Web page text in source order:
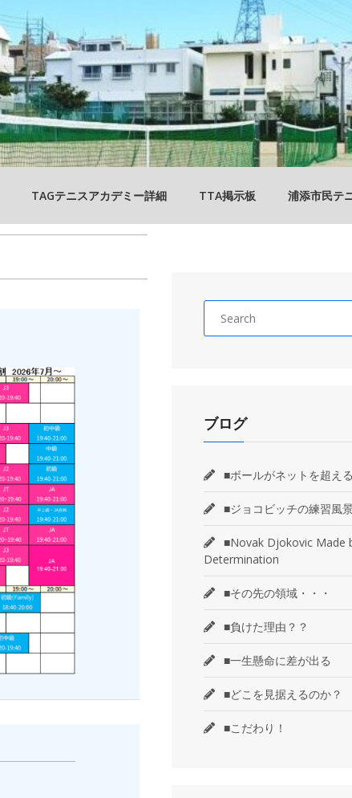
TAGテニスアカデミー詳細 TTA掲示板 浦添市民テ
Search
ブログ
■ボールがネットを超え
■ジョコビッチの練習風
■Novak Djokovic Made
Determination
■その先の領域・・・
■負けた理由？？
■一生懸命に差が出る
■どこを見据えるのか？
■こだわり！